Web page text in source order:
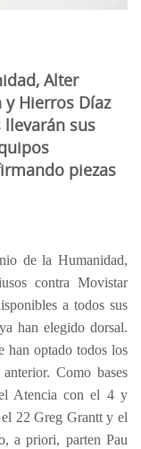
Alter
y Hierros Díaz
sus
piezas
de la Humanidad,
contra Movistar
a todos sus
han elegido dorsal.
han optado todos los
Como bases
Atencia con el 4 y
22 Greg Grantt y el
a priori, parten Pau